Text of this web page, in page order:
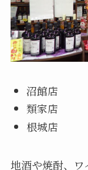
沼館店
類家店
根城店
地酒や焼酎、